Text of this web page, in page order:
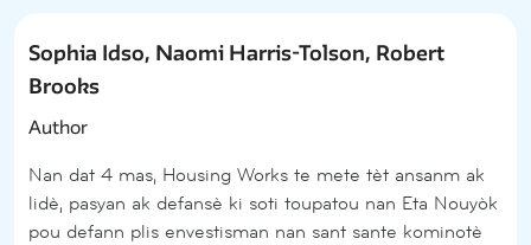
Nan dat 4 mas, Housing Works te mete tèt ansanm ak
lidè, pasyan ak defansè ki soti toupatou nan Eta Nouyòk
pou defann plis envestisman nan sant sante kominotè
Sophia Idso, Naomi Harris-Tolson, Robert
Brooks
Author